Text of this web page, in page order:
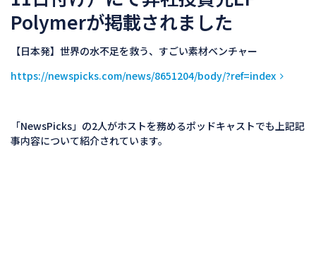
Polymerが掲載されました
【日本発】世界の水不足を救う、すごい素材ベンチャー
https://newspicks.com/news/8651204/body/?ref=index
「NewsPicks」の2人がホストを務めるポッドキャストでも上記記
事内容について紹介されています。